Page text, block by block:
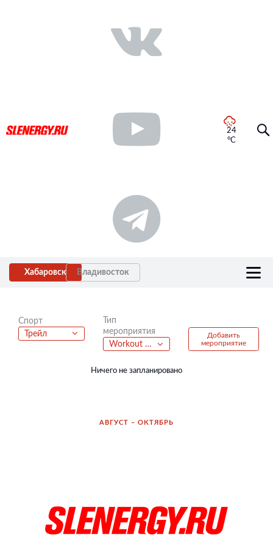
24
°C
Хабаровск Владивосток
Спорт
Трейл
Тип
мероприятия
Workout Games
Добавить
мероприятие
Ничего не запланировано
АВГУСТ – ОКТЯБРЬ